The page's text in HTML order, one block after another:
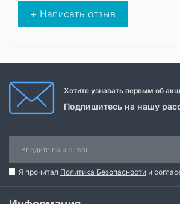
+ Написать отзыв
Хотите узнавать первым об
Подпишитесь на нашу
Я прочитал Политика Безопасности и